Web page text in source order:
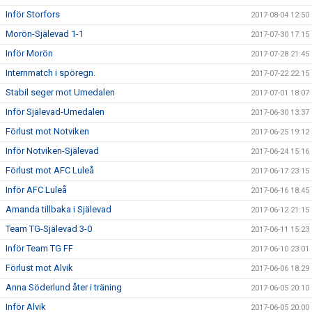
Inför Storfors 2017-08-04 12:50
Morön-Själevad 1-1 2017-07-30 17:15
Inför Morön 2017-07-28 21:45
Internmatch i spöregn. 2017-07-22 22:15
Stabil seger mot Umedalen 2017-07-01 18:07
Inför Själevad-Umedalen 2017-06-30 13:37
Förlust mot Notviken 2017-06-25 19:12
Inför Notviken-Själevad 2017-06-24 15:16
Förlust mot AFC Luleå 2017-06-17 23:15
Inför AFC Luleå 2017-06-16 18:45
Amanda tillbaka i Själevad 2017-06-12 21:15
Team TG-Själevad 3-0 2017-06-11 15:23
Inför Team TG FF 2017-06-10 23:01
Förlust mot Alvik 2017-06-06 18:29
Anna Söderlund åter i träning 2017-06-05 20:10
Inför Alvik 2017-06-05 20:00